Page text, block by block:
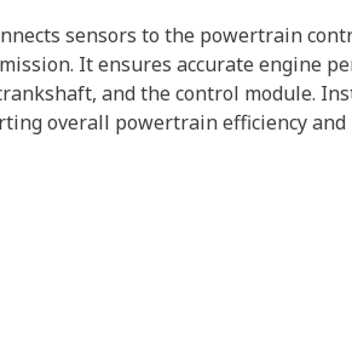
sensors to the powertrain
It ensures accurate engine
and the control module.
overall powertrain efficiency and